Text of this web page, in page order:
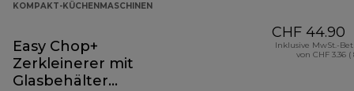
KOMPAKT-KÜCHENMASCHINEN
Easy Chop+
Zerkleinerer mit
Glasbehälter
CHF 44.90
Inklusive MwSt.-
von CHF 3.36 (